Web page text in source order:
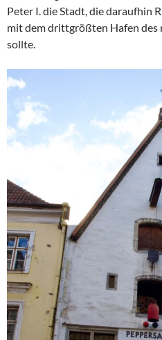
Peter I. die Stadt, die daraufhin
mit dem drittgrößten Hafen des
sollte.